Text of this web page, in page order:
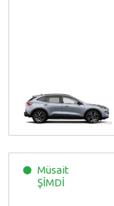
Müsait
ŞİMDİ